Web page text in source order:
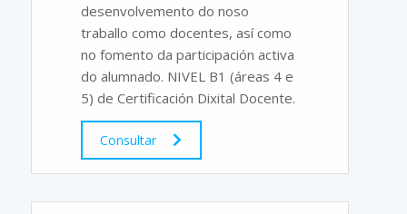
desenvolvemento do noso
traballo como docentes, así como
no fomento da participación activa
do alumnado. NIVEL B1 (áreas 4 e
5) de Certificación Dixital Docente.
Consultar